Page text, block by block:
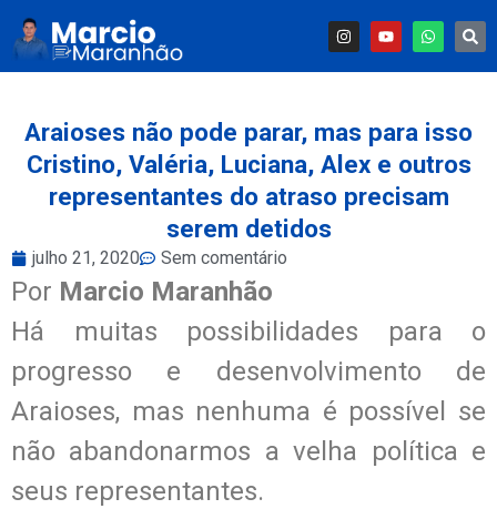
Araioses não pode parar, mas para isso
Cristino, Valéria, Luciana, Alex e outros
representantes do atraso precisam
serem detidos
julho 21, 2020 Sem comentário
Por Marcio Maranhão
Há muitas possibilidades para o
progresso e desenvolvimento de
Araioses, mas nenhuma é possível se
não abandonarmos a velha política e
seus representantes.